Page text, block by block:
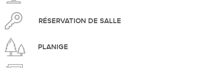
RÉSERVATION DE SALLE
PLANIGE